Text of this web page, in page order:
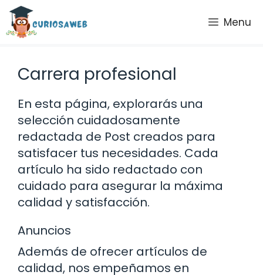
Saltar
contenido
Menu
Carrera profesional
En esta página, explorarás una
selección cuidadosamente
redactada de Post creados para
satisfacer tus necesidades. Cada
artículo ha sido redactado con
cuidado para asegurar la máxima
calidad y satisfacción.
Anuncios
Además de ofrecer artículos de
calidad, nos empeñamos en